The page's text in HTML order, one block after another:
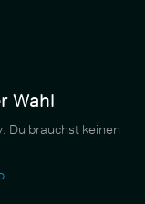
Wahl
Du brauchst keinen